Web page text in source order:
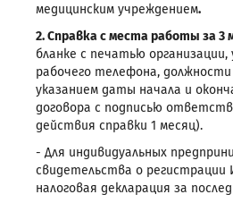
медицинским учреждением.
2.Справка с места работы за 3
бланке с печатью организации,
рабочего телефона,
указанием даты начала и
договора с подписью
действия справки 1 месяц).
- Для индивидуальных
свидетельства о регистрации
налоговая декларация за